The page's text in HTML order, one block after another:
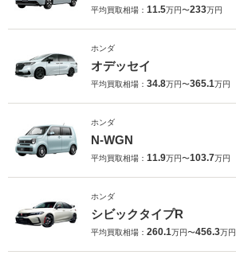
平均買取相場： 11.5万円〜233万円
ホンダ
オデッセイ
平均買取相場： 34.8万円〜365.1万円
ホンダ
N-WGN
平均買取相場： 11.9万円〜103.7万円
ホンダ
シビックタイプR
平均買取相場： 260.1万円〜456.3万円